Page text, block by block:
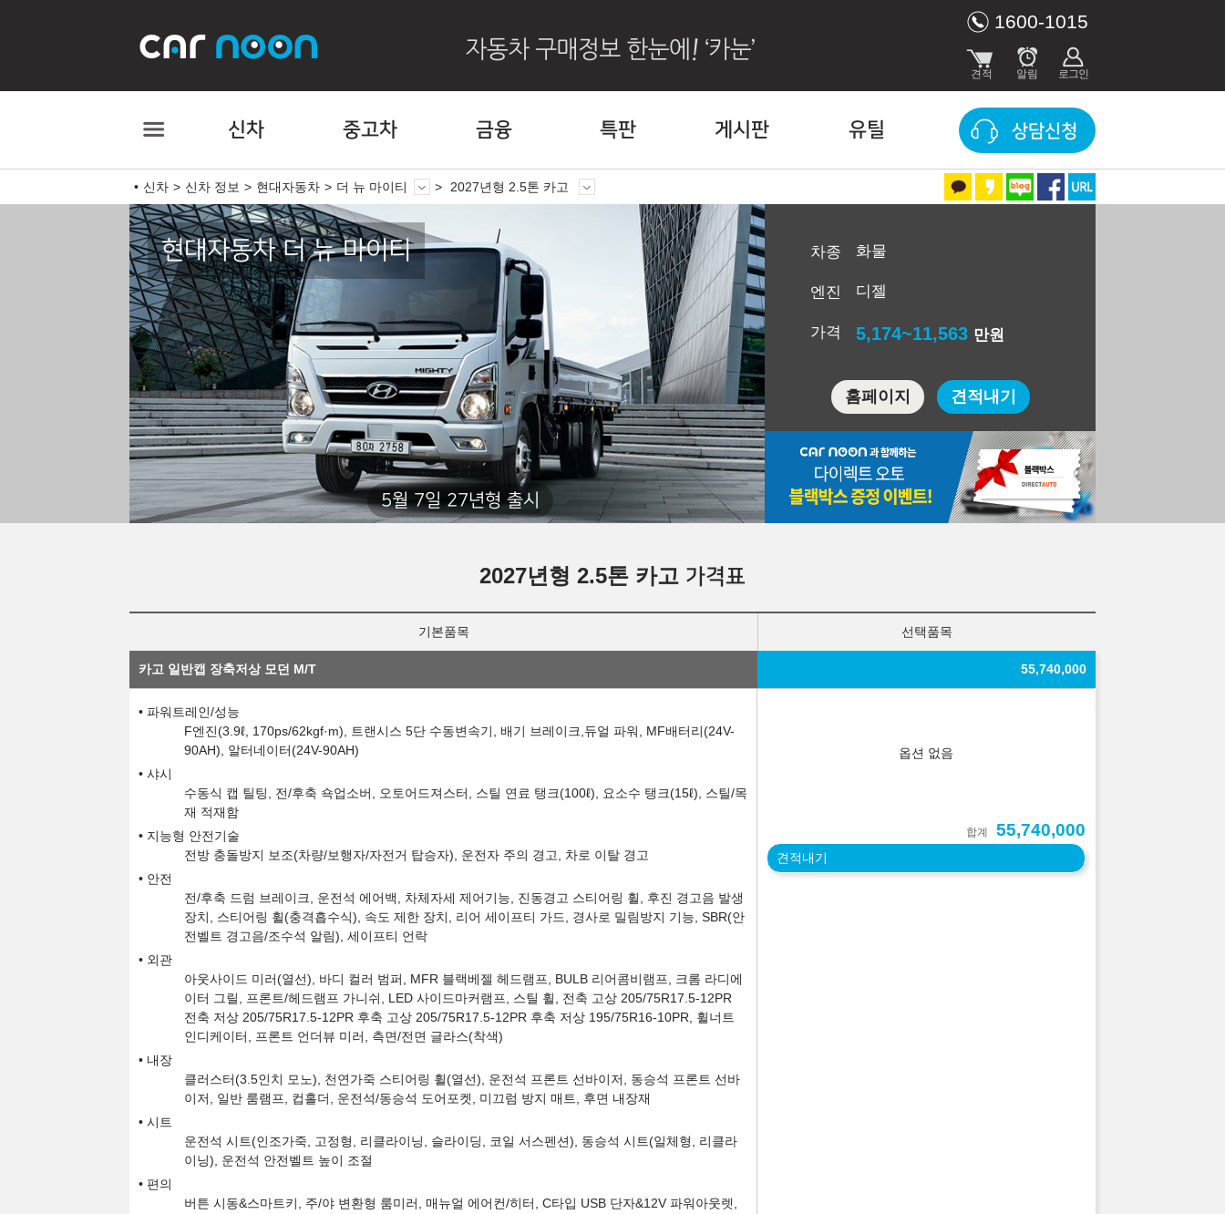
1600-1015
신차 중고차 금융 특판 게시판 유틸 상담신청
신차 신차 정보 현대자동차 더 뉴 마이티 2027년형 2.5톤 카고
현대자동차 더 뉴 마이티
5월 7일 27년형 출시
차종 화물
엔진 디젤
가격 5,174~11,563 만원
홈페이지 견적내기
2027년형 2.5톤 카고 가격표
기본품목 선택품목
카고 일반캡 장축저상 모던 M/T 55,740,000
파워트레인/성능
F엔진(3.9ℓ, 170ps/62kgf·m), 트랜시스 5단 수동변속기, 배기 브레이크,듀얼 파워, MF배터리(24V-
90AH), 알터네이터(24V-90AH)
샤시
수동식 캡 틸팅, 전/후축 쇽업소버, 오토어드져스터, 스틸 연료 탱크(100ℓ), 요소수 탱크(15ℓ), 스틸/목
재 적재함
지능형 안전기술
전방 충돌방지 보조(차량/보행자/자전거 탑승자), 운전자 주의 경고, 차로 이탈 경고
안전
전/후축 드럼 브레이크, 운전석 에어백, 차체자세 제어기능, 진동경고 스티어링 휠, 후진 경고음 발생
장치, 스티어링 휠(충격흡수식), 속도 제한 장치, 리어 세이프티 가드, 경사로 밀림방지 기능, SBR(안
전벨트 경고음/조수석 알림), 세이프티 언락
외관
아웃사이드 미러(열선), 바디 컬러 범퍼, MFR 블랙베젤 헤드램프, BULB 리어콤비램프, 크롬 라디에
이터 그릴, 프론트/헤드램프 가니쉬, LED 사이드마커램프, 스틸 휠, 전축 고상 205/75R17.5-12PR
전축 저상 205/75R17.5-12PR 후축 고상 205/75R17.5-12PR 후축 저상 195/75R16-10PR, 휠너트
인디케이터, 프론트 언더뷰 미러, 측면/전면 글라스(착색)
내장
클러스터(3.5인치 모노), 천연가죽 스티어링 휠(열선), 운전석 프론트 선바이저, 동승석 프론트 선바
이저, 일반 룸램프, 컵홀더, 운전석/동승석 도어포켓, 미끄럼 방지 매트, 후면 내장재
시트
운전석 시트(인조가죽, 고정형, 리클라이닝, 슬라이딩, 코일 서스펜션), 동승석 시트(일체형, 리클라
이닝), 운전석 안전벨트 높이 조절
편의
버튼 시동&스마트키, 주/야 변환형 룸미러, 매뉴얼 에어컨/히터, C타입 USB 단자&12V 파워아웃렛,
옵션 없음
합계 55,740,000
견적내기